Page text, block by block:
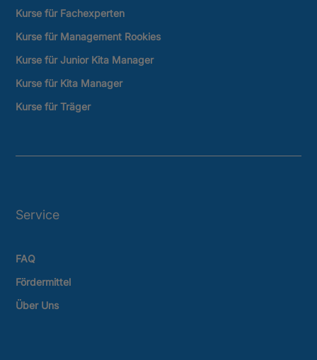
Kurse für Fachexperten
Kurse für Management Rookies
Kurse für Junior Kita Manager
Kurse für Kita Manager
Kurse für Träger
Service
FAQ
Fördermittel
Über Uns